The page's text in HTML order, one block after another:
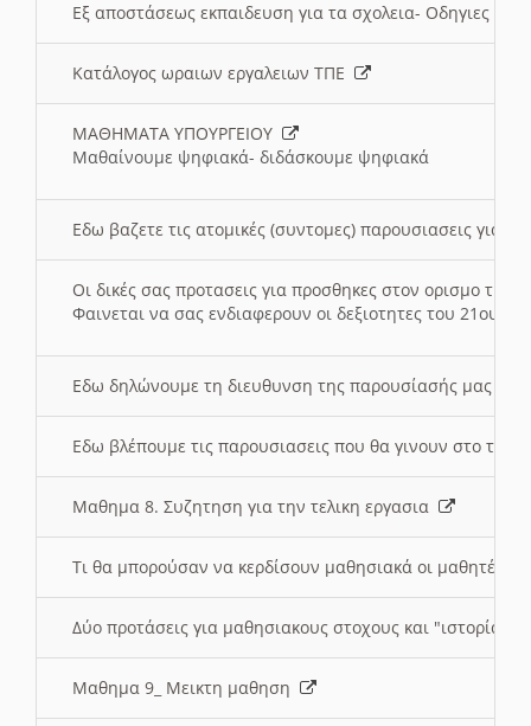
Εξ αποστάσεως εκπαιδευση για τα σχολεια- Οδηγιες
Κατάλογος ωραιων εργαλειων ΤΠΕ
ΜΑΘΗΜΑΤΑ ΥΠΟΥΡΓΕΙΟΥ
Μαθαίνουμε ψηφιακά- διδάσκουμε ψηφιακά
Εδω βαζετε τις ατομικές (συντομες) παρουσιασεις για
Οι δικές σας προτασεις για προσθηκες στον ορισμο
Φαινεται να σας ενδιαφερουν οι δεξιοτητες του 21ου
Εδω δηλώνουμε τη διευθυνση της παρουσίασής μας
Εδω βλέπουμε τις παρουσιασεις που θα γινουν στο
Μαθημα 8. Συζητηση για την τελικη εργασια
Τι θα μπορούσαν να κερδίσουν μαθησιακά οι μαθητές/
Δύο προτάσεις για μαθησιακους στοχους και "ιστορία"
Μαθημα 9_ Μεικτη μαθηση